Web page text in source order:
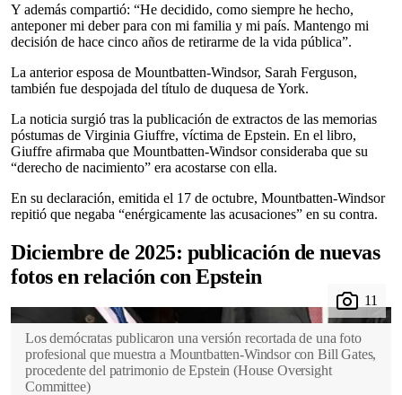
Y además compartió: “He decidido, como siempre he hecho,
anteponer mi deber para con mi familia y mi país. Mantengo mi
decisión de hace cinco años de retirarme de la vida pública”.
La anterior esposa de Mountbatten-Windsor, Sarah Ferguson,
también fue despojada del título de duquesa de York.
La noticia surgió tras la publicación de extractos de las memorias
póstumas de Virginia Giuffre, víctima de Epstein. En el libro,
Giuffre afirmaba que Mountbatten-Windsor consideraba que su
“derecho de nacimiento” era acostarse con ella.
En su declaración, emitida el 17 de octubre, Mountbatten-Windsor
repitió que negaba “enérgicamente las acusaciones” en su contra.
Diciembre de 2025: publicación de nuevas
fotos en relación con Epstein
Los demócratas publicaron una versión recortada de una foto
profesional que muestra a Mountbatten-Windsor con Bill Gates,
procedente del patrimonio de Epstein (House Oversight
Committee)